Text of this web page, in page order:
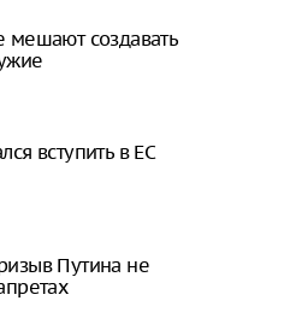
мешают создавать
вступить в ЕС
Путина не